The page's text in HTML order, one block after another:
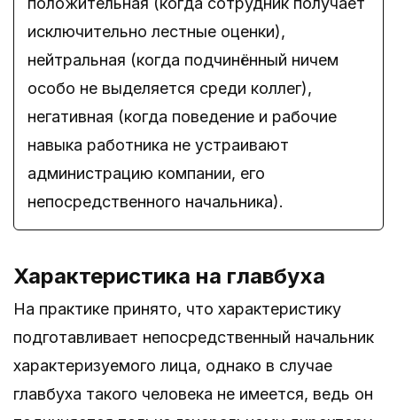
исключительно лестные оценки),
нейтральная (когда подчинённый ничем
особо не выделяется среди коллег),
негативная (когда поведение и рабочие
навыка работника не устраивают
администрацию компании, его
непосредственного начальника).
Характеристика на главбуха
На практике принято, что характеристику
подготавливает непосредственный начальник
характеризуемого лица, однако в случае
главбуха такого человека не имеется, ведь он